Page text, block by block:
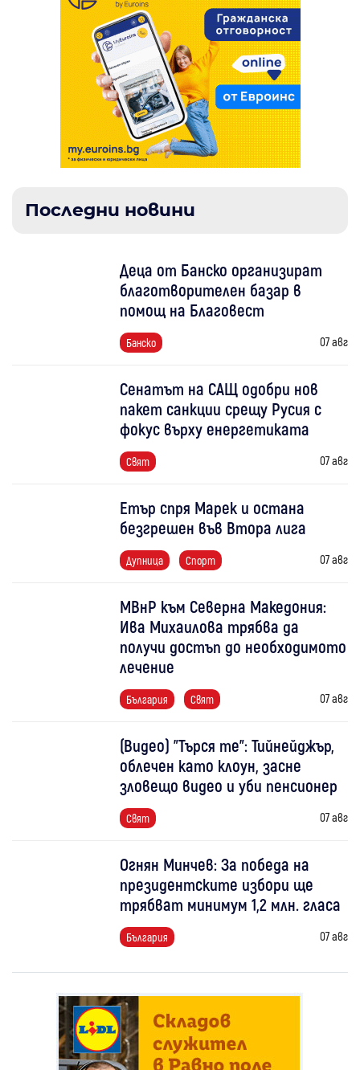
Последни новини
Деца от Банско организират
благотворителен базар в
помощ на Благовест
Банско 07 авг
Сенатът на САЩ одобри нов
пакет санкции срещу Русия с
фокус върху енергетиката
Свят 07 авг
Етър спря Марек и остана
безгрешен във Втора лига
Дупница Спорт 07 авг
МВнР към Северна Македония:
Ива Михаилова трябва да
получи достъп до необходимото
лечение
България Свят 07 авг
(Видео) "Търся те": Тийнейджър,
облечен като клоун, засне
зловещо видео и уби пенсионер
Свят 07 авг
Огнян Минчев: За победа на
президентските избори ще
трябват минимум 1,2 млн. гласа
България 07 авг